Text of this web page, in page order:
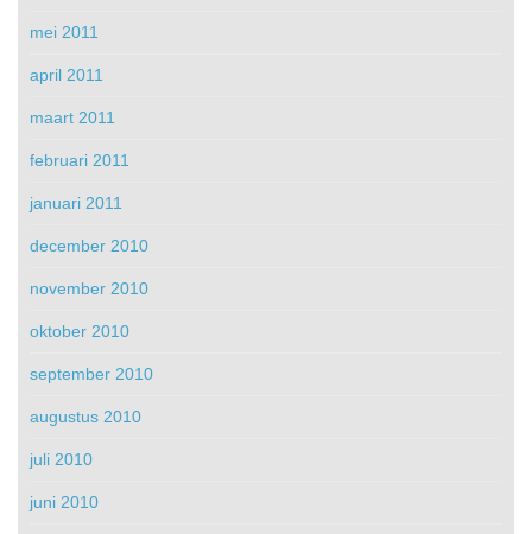
mei 2011
april 2011
maart 2011
februari 2011
januari 2011
december 2010
november 2010
oktober 2010
september 2010
augustus 2010
juli 2010
juni 2010